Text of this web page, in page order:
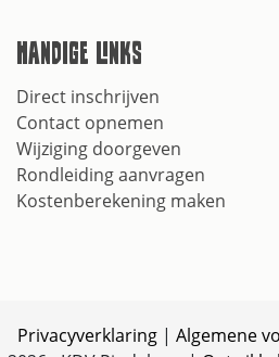
Handige links
Direct inschrijven
Contact opnemen
Wijziging doorgeven
Rondleiding aanvragen
Kostenberekening maken
Privacyverklaring| Algemene